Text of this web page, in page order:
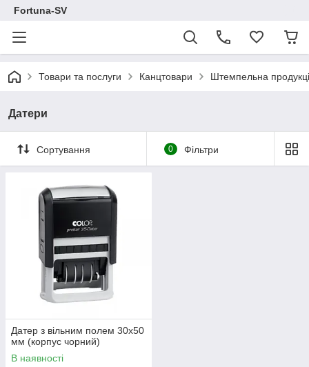
Fortuna-SV
Товари та послуги Канцтовари Штемпельна
Датери
Сортування 0 Фільтри
Датер з вільним полем 30x50
мм (корпус чорний)
В наявності